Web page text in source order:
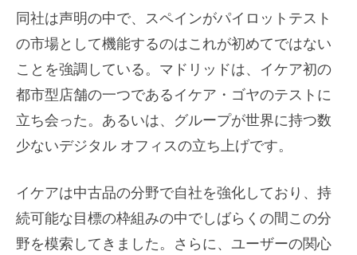
同社は声明の中で、スペインがパイロットテスト
の市場として機能するのはこれが初めてではない
ことを強調している。マドリッドは、イケア初の
都市型店舗の一つであるイケア・ゴヤのテストに
立ち会った。あるいは、グループが世界に持つ数
少ないデジタル オフィスの立ち上げです。
イケアは中古品の分野で自社を強化しており、持
続可能な目標の枠組みの中でしばらくの間この分
野を模索してきました。さらに、ユーザーの関心